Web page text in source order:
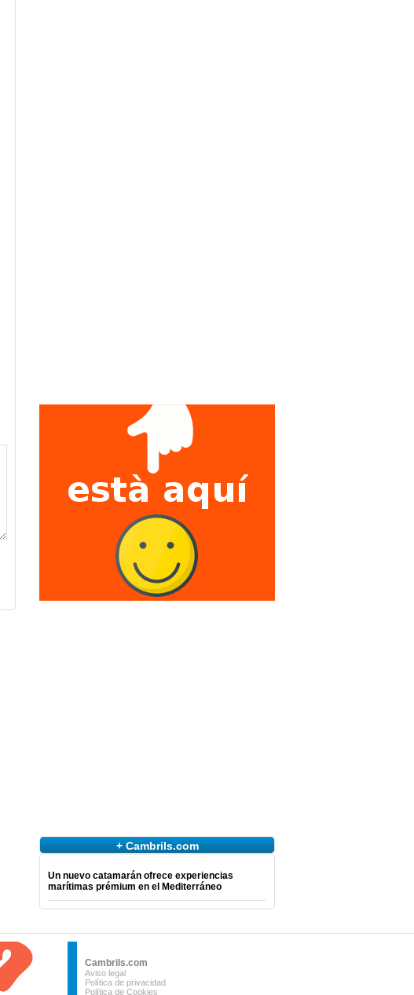
+ Cambrils.com
Un nuevo catamarán ofrece experiencias
marítimas prémium en el Mediterráneo
Cambrils.com
Aviso legal
Política de privacidad
Política de Cookies